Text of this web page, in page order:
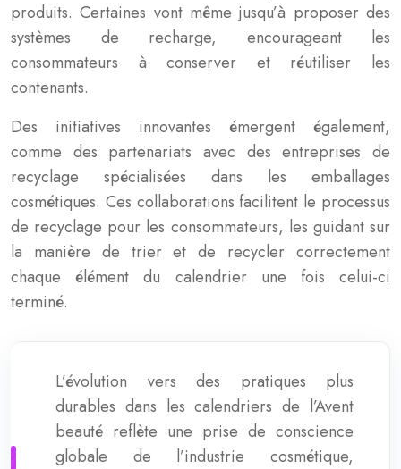
produits. Certaines vont même jusqu’à proposer des
systèmes de recharge, encourageant les
consommateurs à conserver et réutiliser les
contenants.
Des initiatives innovantes émergent également,
comme des partenariats avec des entreprises de
recyclage spécialisées dans les emballages
cosmétiques. Ces collaborations facilitent le processus
de recyclage pour les consommateurs, les guidant sur
la manière de trier et de recycler correctement
chaque élément du calendrier une fois celui-ci
terminé.
L’évolution vers des pratiques plus
durables dans les calendriers de l’Avent
beauté reflète une prise de conscience
globale de l’industrie cosmétique,